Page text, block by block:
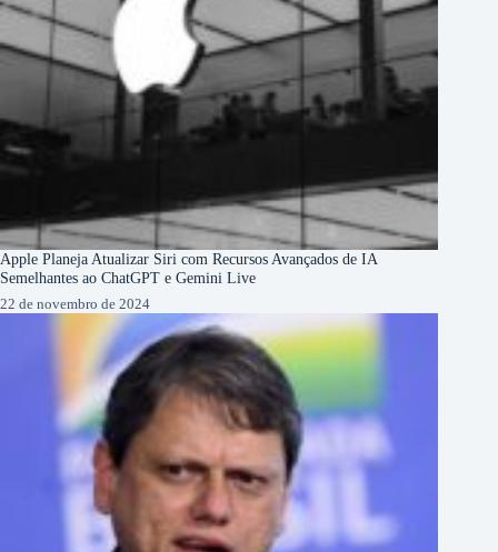
Apple Planeja Atualizar Siri com Recursos Avançados de IA
Semelhantes ao ChatGPT e Gemini Live
22 de novembro de 2024